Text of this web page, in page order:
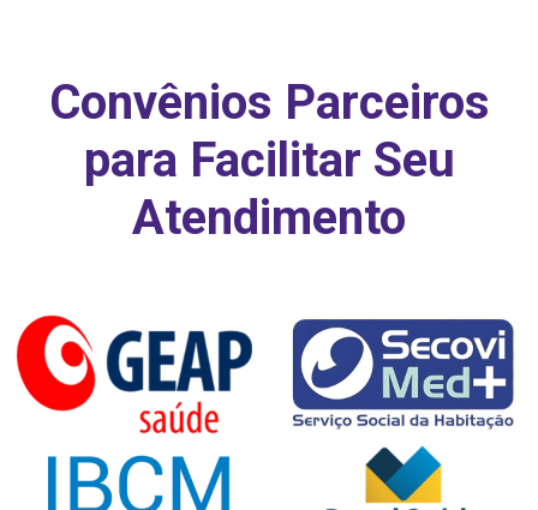
Convênios Parceiros
para Facilitar Seu
Atendimento